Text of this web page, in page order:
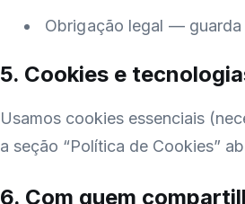
Obrigação legal —
5. Cookies e
Usamos cookies essenciais
a seção “Política de Cookies”
6. Com quem